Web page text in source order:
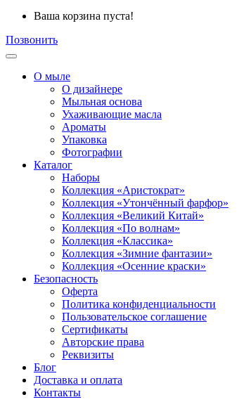
Ваша корзина пуста!
Позвонить
О мыле
О дизайнере
Мыльная основа
Ухаживающие масла
Ароматы
Упаковка
Фотографии
Каталог
Наборы
Коллекция «Аристократ»
Коллекция «Утончённый фарфор»
Коллекция «Великий Китай»
Коллекция «По волнам»
Коллекция «Классика»
Коллекция «Зимние фантазии»
Коллекция «Осенние краски»
Безопасность
Оферта
Политика конфиденциальности
Пользовательское соглашение
Сертификаты
Авторские права
Реквизиты
Блог
Доставка и оплата
Контакты